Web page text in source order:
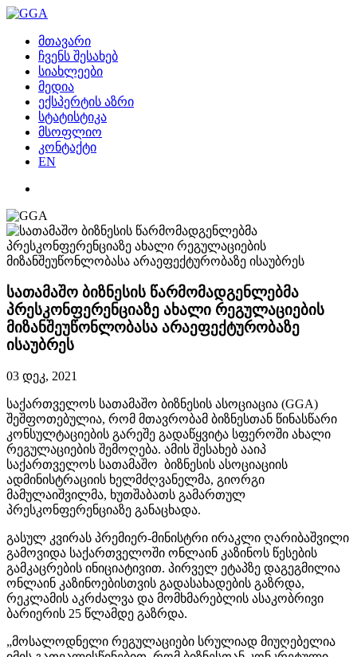
მთავარი
ჩვენს შესახებ
სიახლეები
მედია
ექსპერტის აზრი
სტატისტიკა
მსოფლიო
კონტაქტი
EN
სათამაშო ბიზნესის წარმომადგენლებმა
პრესკონფერენციაზე ახალი რეგულაციების
მიზანშეუწონლობასა არაეფექტურობაზე
ისაუბრეს
03 დეკ, 2021
საქართველოს სათამაშო ბიზნესის ასოციაცია (GGA)
შეშფოთებულია, რომ მთავრობამ ბიზნესთან წინასწარი
კონსულტაციების გარეშე გადაწყვიტა სფეროში ახალი
რეგულაციების შემოღება. ამის შესახებ ააიპ
საქართველოს სათამაშო ბიზნესის ასოციაციის
ადმინისტრაციის ხელმძღვანელმა, გიორგი
მამულაიშვილმა, ხუთშაბათს გამართულ
პრესკონფერენციაზე განაცხადა.
გასულ კვირას პრემიერ-მინისტრი ირაკლი ღარიბაშვილი
გამოვიდა საქართველოში ონლაინ კაზინოს წესების
გამკაცრების ინიციატივით. პირველ ეტაპზე დაგეგმილია
ონლაინ კაზინოებისთვის გადასახადების გაზრდა,
რეკლამის აკრძალვა და მომხმარებლის ასაკობრივი
ბარიერის 25 წლამდე გაზრდა.
„მოსალოდნელი რეგულაციები სრულიად მიუღებელია